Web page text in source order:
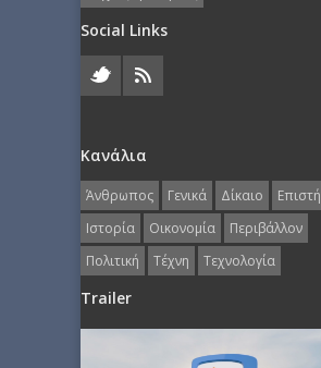
Social Links
Κανάλια
Άνθρωπος Γενικά Δίκαιο
Ιστορία
Οικονομία
Περιβάλλον
Πολιτική
Τέχνη Τεχνολογία
Trailer